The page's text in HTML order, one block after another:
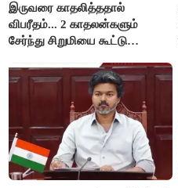
இருவரை காதலித்ததால்
விபரீதம்... 2 காதலன்களும்
சேர்ந்து சிறுமியை கூட்டு
செய்த கொடூரம்